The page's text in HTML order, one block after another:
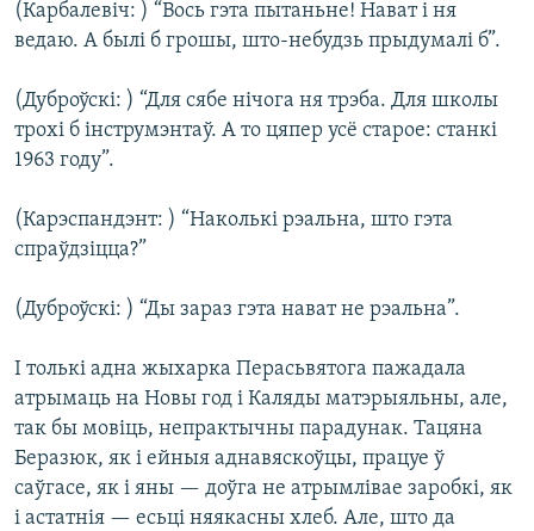
(Карбалевіч: ) “Вось гэта пытаньне! Нават і ня
ведаю. А былі б грошы, што-небудзь прыдумалі б”.
(Дуброўскі: ) “Для сябе нічога ня трэба. Для школы
трохі б інструмэнтаў. А то цяпер усё старое: станкі
1963 году”.
(Карэспандэнт: ) “Наколькі рэальна, што гэта
спраўдзіцца?”
(Дуброўскі: ) “Ды зараз гэта нават не рэальна”.
І толькі адна жыхарка Перасьвятога пажадала
атрымаць на Новы год і Каляды матэрыяльны, але,
так бы мовіць, непрактычны парадунак. Тацяна
Беразюк, як і ейныя аднавяскоўцы, працуе ў
саўгасе, як і яны — доўга не атрымлівае заробкі, як
і астатнія — есьці няякасны хлеб. Але, што да